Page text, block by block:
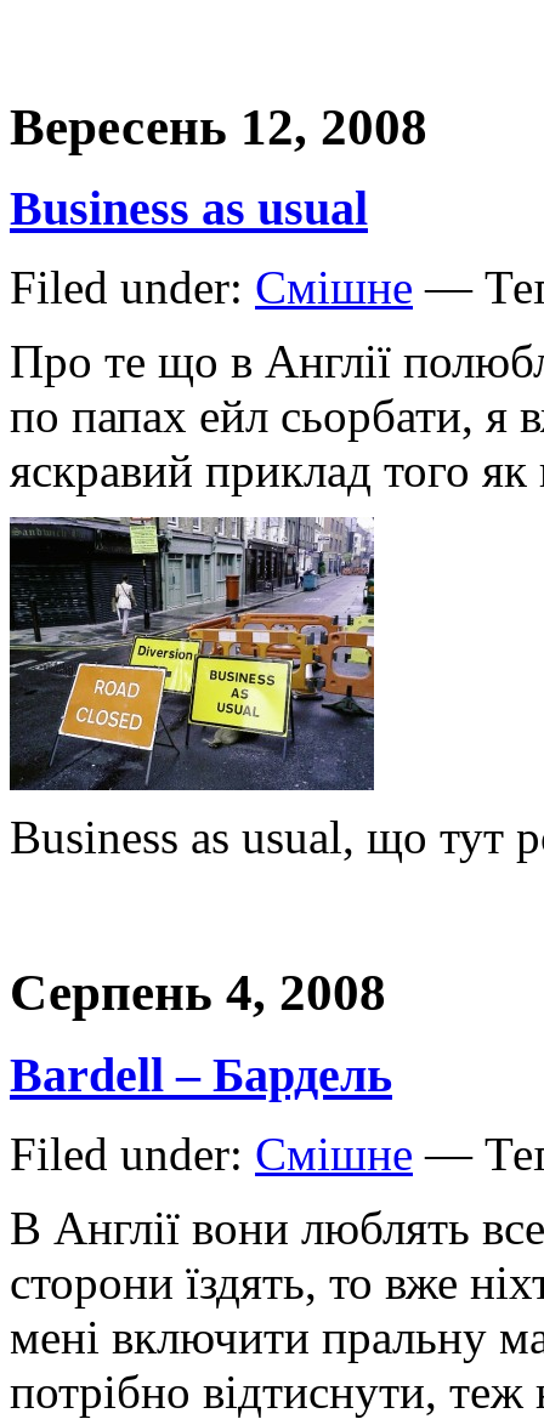
Вересень 12, 2008
Business as usual
Filed under: Смішне —
Про те що в Англії
по папах ейл сьорбати, я
яскравий приклад того
Business as usual, що тут
Серпень 4, 2008
Bardell – Бардель
Filed under: Смішне —
В Англії вони люблять
сторони їздять, то вже
мені включити пральну
потрібно відтиснути, теж